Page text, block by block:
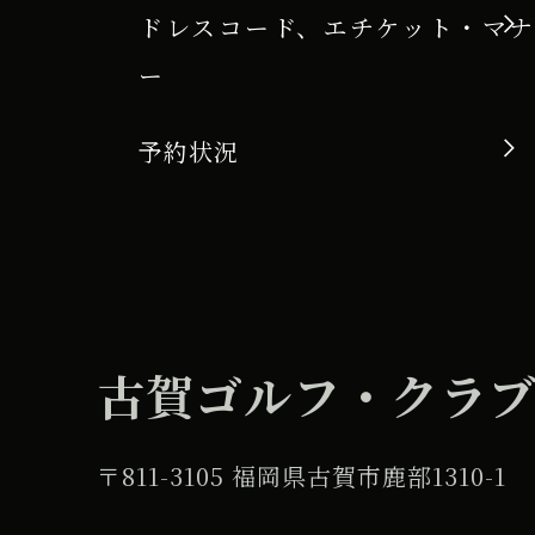
ドレスコード、エチケット・マナ
ー
予約状況
古賀ゴルフ・クラ
〒811-3105 福岡県古賀市鹿部1310-1